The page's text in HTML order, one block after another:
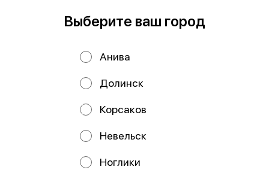
ООО "МЕГАБЕРЕЗКА.КОМ" Юридический адрес:
693005, Сахалинская область, г. Южно-Сахалинск, ул.
ОГРН 1196501005799 Расчетный счет
40702810350340004382 ДАЛЬНЕВОСТОЧНЫЙ БАНК
30101810600000000608
Политика конфиденциальности
Выберите ваш город
Анива
Долинск
Корсаков
Невельск
Ноглики